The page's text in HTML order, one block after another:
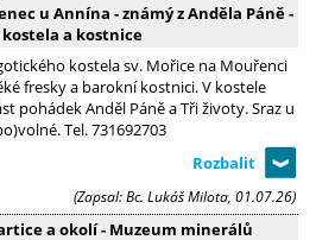
u Annína - známý z Anděla Páně -
a kostnice
kostela sv. Mořice na Mouřenci
fresky a barokní kostnici. V kostele
pohádek Anděl Páně a Tři životy. Sraz u
Tel. 731692703
(Zapsal: Bc. Lukáš Milota, 01.07.26)
a okolí - Muzeum minerálů